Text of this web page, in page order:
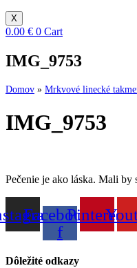
X
0.00 € 0 Cart
IMG_9753
Domov » Mrkvové linecké
IMG_9753
Pečenie je ako láska. Mali by
Facebook-
f
Pinterest
Dôležité odkazy